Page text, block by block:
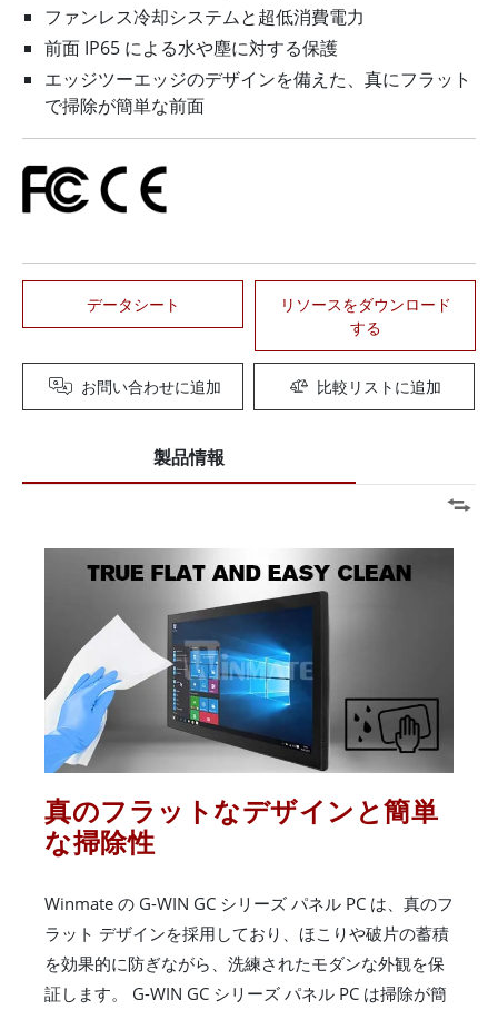
ファンレス冷却システムと超低消費電力
前面 IP65 による水や塵に対する保護
エッジツーエッジのデザインを備えた、真にフラット
で掃除が簡単な前面
データシート
リソースをダウンロード
する
お問い合わせに追加 比較リストに追加
製品情報
真のフラットなデザインと簡単
な掃除性
Winmate の G-WIN GC シリーズ パネル PC は、真のフ
ラット デザインを採用しており、ほこりや破片の蓄積
を効果的に防ぎながら、洗練されたモダンな外観を保
証します。 G-WIN GC シリーズ パネル PC は掃除が簡